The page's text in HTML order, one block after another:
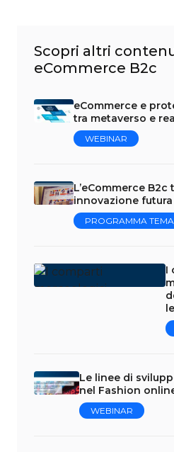
Scopri altri
eCommerce B2c
eCommerce e
tra metaverso e
WEBINAR
L’eCommerce
innovazione futura
PROGRAMMA
I
Le linee di
nel Fashion
WEBINAR